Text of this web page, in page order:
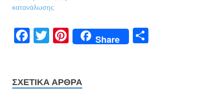
κατανάλωσης
F
b
T
er
Pi
es
Share
ΣΧΕΤΙΚΆ ΆΡΘΡΑ